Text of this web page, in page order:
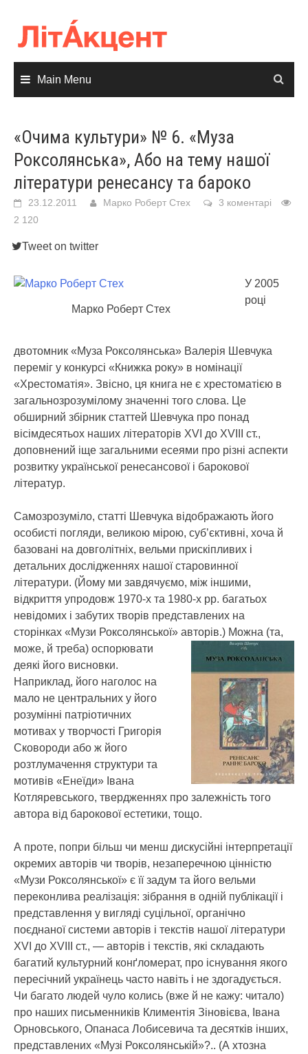
content
Main Menu
«Очима культури» № 6. «Муза
Роксолянська», Або на тему нашої
літератури ренесансу та бароко
23.12.2011 Марко Роберт Стех
3 коментарі
2 120
Tweet on twitter
Марко Роберт Стех
У 2005
році
двотомник «Муза Роксолянська» Валерія Шевчука
переміг у конкурсі «Книжка року» в номінації
«Хрестоматія». Звісно, ця книга не є хрестоматією в
загальнозрозумілому значенні того слова. Це
обширний збірник статтей Шевчука про понад
вісімдесятьох наших літераторів ХVІ до ХVІІІ ст.,
доповнений іще загальними есеями про різні аспекти
розвитку української ренесансової і барокової
літератур.
Самозрозуміло, статті Шевчука відображають його
особисті погляди, великою мірою, суб’єктивні, хоча й
базовані на довголітніх, вельми прискіпливих і
детальних дослідженнях нашої старовинної
літератури. (Йому ми завдячуємо, між іншими,
відкриття упродовж 1970-х та 1980-х рр. багатьох
невідомих і забутих творів представлених на
сторінках «Музи Роксолянської» авторів.) Можна (та,
може, й треба) оспорювати
деякі його висновки.
Наприклад, його наголос на
мало не центральних у його
розумінні патріотичних
мотивах у творчості Григорія
Сковороди або ж його
розтлумачення структури та
мотивів «Енеїди» Івана
Котляревського, твердженнях про залежність того
автора від барокової естетики, тощо.
А проте, попри більш чи менш дискусійні інтерпретації
окремих авторів чи творів, незаперечною цінністю
«Музи Роксолянської» є її задум та його вельми
переконлива реалізація: зібрання в одній публікації і
представлення у вигляді суцільної, органічно
поєднаної системи авторів і текстів нашої літератури
ХVІ до ХVІІІ ст., — авторів і текстів, які складають
багатий культурний конґломерат, про існування якого
пересічний українець часто навіть і не здогадується.
Чи багато людей чуло колись (вже й не кажу: читало)
про наших письменників Климентія Зіновієва, Івана
Орновського, Опанаса Лобисевича та десятків інших,
представлених «Музі Роксолянській»?.. (А хтозна